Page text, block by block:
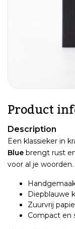
Product
Description
Een klassieker in
Blue brengt rust
voor al je woorden.
Diepblauwe
Zuurvrij
Compact en